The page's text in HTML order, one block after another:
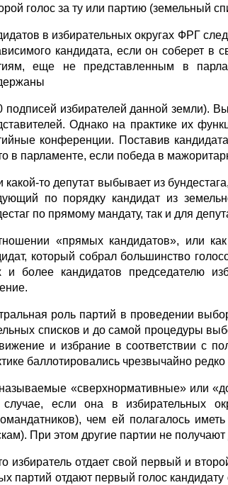
голос за ту или партию (земельный
в избирательных округах ФРГ
кандидата, если он соберет в
еще не представленным в
подписей избирателей данной земли).
Однако на практике их
конференции. Поставив
в парламенте, если победа в
какой-то депутат выбывает из
по порядку кан­дидат из
по прямому мандату, так и для
«прямых кандидатов», или
который собрал боль­шинство
и более кандидатов председателю
роль партий в проведении
списков и до самой процедуры
и избрание в соответствии с
баллотировались чрезвычайно
«сверхнормативные» или
если она в изби­рательных
чем ей полагалось
При этом другие пар­тии не
избиратель отдает свой первый и
партий отдают первый голос